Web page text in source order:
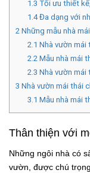
1.3 Tối ưu thiết
1.4Đa dạng với
2 Những mẫu nhà
2.1 Nhà vườn mái
2.2Mẫu nhà mái
2.3 Nhà vườn mái
3 Nhà vườn mái thái
3.1 Mẫu nhà mái
Thân thiện với
Những ngôi nhà có
vườn, được chú